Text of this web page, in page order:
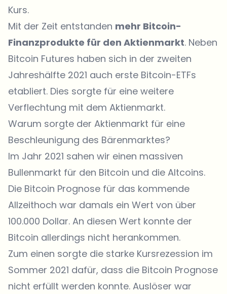
Kurs.
Mit der Zeit entstanden mehr Bitcoin-
Finanzprodukte für den Aktienmarkt. Neben
Bitcoin Futures haben sich in der zweiten
Jahreshälfte 2021 auch erste Bitcoin-ETFs
etabliert. Dies sorgte für eine weitere
Verflechtung mit dem Aktienmarkt.
Warum sorgte der Aktienmarkt für eine
Beschleunigung des Bärenmarktes?
Im Jahr 2021 sahen wir einen massiven
Bullenmarkt für den Bitcoin und die Altcoins.
Die Bitcoin Prognose für das kommende
Allzeithoch war damals ein Wert von über
100.000 Dollar. An diesen Wert konnte der
Bitcoin allerdings nicht herankommen.
Zum einen sorgte die starke Kursrezession im
Sommer 2021 dafür, dass die Bitcoin Prognose
nicht erfüllt werden konnte. Auslöser war